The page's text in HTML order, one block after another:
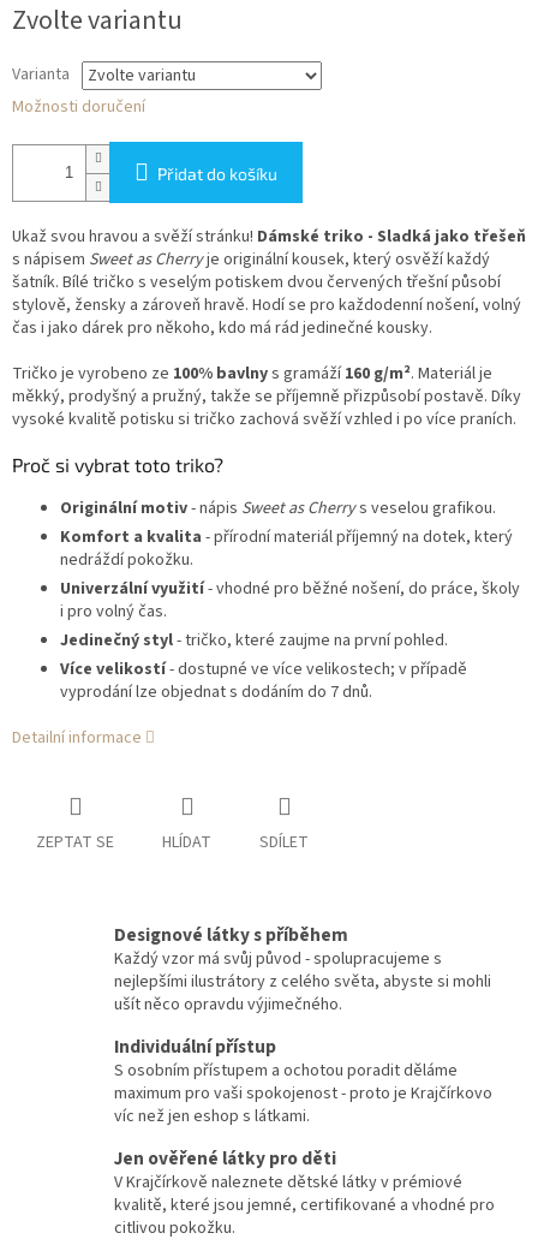
cena:
Zvolte variantu
Varianta
Možnosti doručení
Přidat do košíku
Ukaž svou hravou a svěží stránku! Dámské triko - Sladká jako třešeň
s nápisem Sweet as Cherryje originální kousek, který osvěží každý
šatník. Bílé tričko s veselým potiskem dvou červených třešní působí
stylově, žensky a zároveň hravě. Hodí se pro každodenní nošení, volný
čas i jako dárek pro někoho, kdo má rád jedinečné kousky.
Tričko je vyrobeno ze 100% bavlnys gramáží160 g/m². Materiál je
měkký, prodyšný a pružný, takže se příjemně přizpůsobí postavě. Díky
vysoké kvalitě potisku si tričko zachová svěží vzhled i po více praních.
Proč si vybrat toto triko?
Originální motiv- nápis Sweet as Cherrys veselou grafikou.
Komfort a kvalita - přírodní materiál příjemný na dotek, který
nedráždí pokožku.
Univerzální využití- vhodné pro běžné nošení, do práce, školy
i pro volný čas.
Jedinečný styl- tričko, které zaujme na první pohled.
Více velikostí- dostupné ve více velikostech; v případě
vyprodání lze objednat s dodáním do 7 dnů.
Detailní informace
ZEPTAT SE HLÍDAT SDÍLET
Designové látky s příběhem
Každý vzor má svůj původ - spolupracujeme s
nejlepšími ilustrátory z celého světa, abyste si mohli
ušít něco opravdu výjimečného.
Individuální přístup
S osobním přístupem a ochotou poradit děláme
maximum pro vaši spokojenost - proto je Krajčírkovo
víc než jen eshop s látkami.
Jen ověřené látky pro děti
V Krajčírkově naleznete dětské látky v prémiové
kvalitě, které jsou jemné, certifikované a vhodné pro
citlivou pokožku.